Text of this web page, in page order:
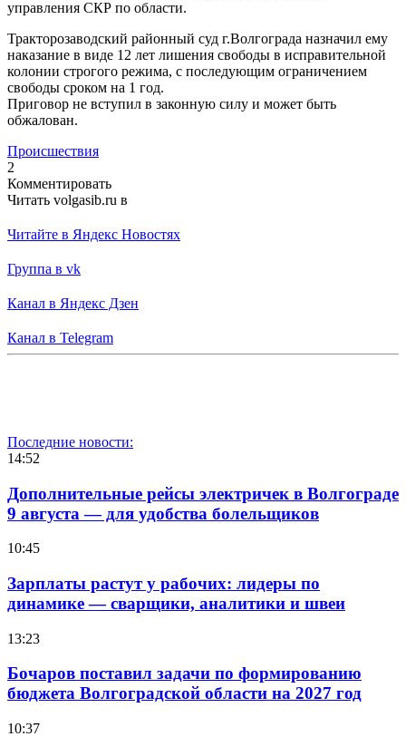
управления СКР по области.
Тракторозаводский районный суд г.Волгограда назначил ему
наказание в виде 12 лет лишения свободы в исправительной
колонии строгого режима, с последующим ограничением
свободы сроком на 1 год.
Приговор не вступил в законную силу и может быть
обжалован.
Происшествия
2
Комментировать
Читать volgasib.ru в
Читайте в Яндекс Новостях
Группа в vk
Канал в Яндекс Дзен
Канал в Telegram
Последние новости:
14:52
Дополнительные рейсы электричек в Волгограде
9 августа — для удобства болельщиков
10:45
Зарплаты растут у рабочих: лидеры по
динамике — сварщики, аналитики и швеи
13:23
Бочаров поставил задачи по формированию
бюджета Волгоградской области на 2027 год
10:37